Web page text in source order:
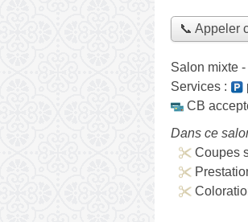
📞 Appeler
Salon mixte -
Services :
CB
Dans ce
Coupes